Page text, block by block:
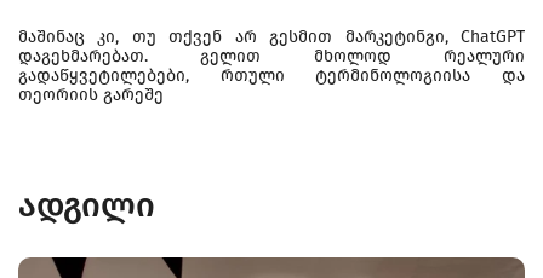
მაშინაც კი, თუ თქვენ არ გესმით მარკეტინგი, ChatGPT
დაგეხმარებათ. გელით მხოლოდ რეალური
გადაწყვეტილებები, რთული ტერმინოლოგიისა და
თეორიის გარეშე
ადგილი